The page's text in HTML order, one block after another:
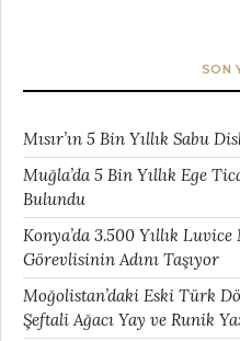
SON
Mısır’ın 5 Bin Yıllık Sabu
Muğla’da 5 Bin Yıllık Ege
Bulundu
Konya’da 3.500 Yıllık
Görevlisinin Adını Taşıyor
Moğolistan’daki Eski Türk
Şeftali Ağacı Yay ve Runik